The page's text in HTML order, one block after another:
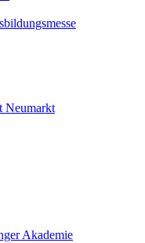
Neumarkt
Akademie